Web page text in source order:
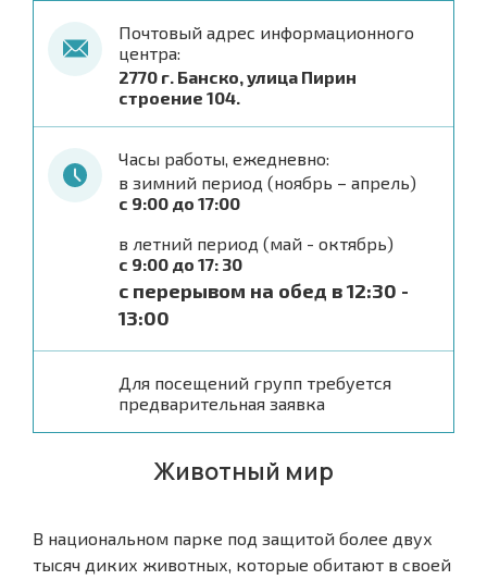
Почтовый адрес информационного
центра:
2770 г. Банско, улица Пирин
строение 104.
Часы работы, ежедневно:
в зимний период (ноябрь – апрель)
с 9:00 до 17:00
в летний период (май - октябрь)
с 9:00 до 17: 30
с перерывом на обед в 12:30 -
13:00
Для посещений групп требуется
предварительная заявка
Животный мир
В национальном парке под защитой более двух
тысяч диких животных, которые обитают в своей